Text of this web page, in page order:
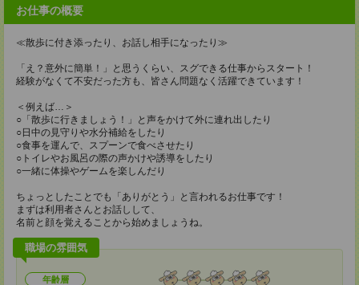
お仕事の概要
≪散歩に付き添ったり、お話し相手になったり≫
「え？意外に簡単！」と思うくらい、スグできる仕事からスタート！
経験がなくて不安だった方も、皆さん問題なく活躍できています！
＜例えば…＞
○「散歩に行きましょう！」と声をかけて外に連れ出したり
○日中の見守りや水分補給をしたり
○食事を運んで、スプーンで食べさせたり
○トイレやお風呂の際の声かけや誘導をしたり
○一緒に体操やゲームを楽しんだり
ちょっとしたことでも「ありがとう」と言われるお仕事です！
まずは利用者さんとお話しして、
名前と顔を覚えることから始めましょうね。
職場の雰囲気
年齢層